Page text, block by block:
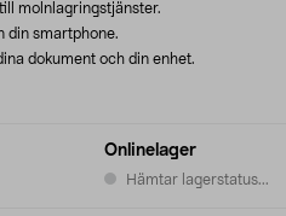
Onlinelager
Hämtar lagerstatus...
molnlagringstjänster.
din smartphone.
dokument och din enhet.